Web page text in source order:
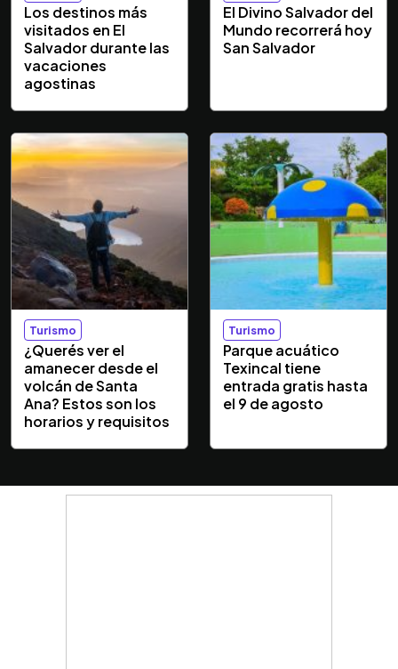
Los destinos más
visitados en El
Salvador durante las
vacaciones
agostinas
El Divino Salvador del
Mundo recorrerá hoy
San Salvador
Turismo
¿Querés ver el
amanecer desde el
volcán de Santa
Ana? Estos son los
horarios y requisitos
Turismo
Parque acuático
Texincal tiene
entrada gratis hasta
el 9 de agosto